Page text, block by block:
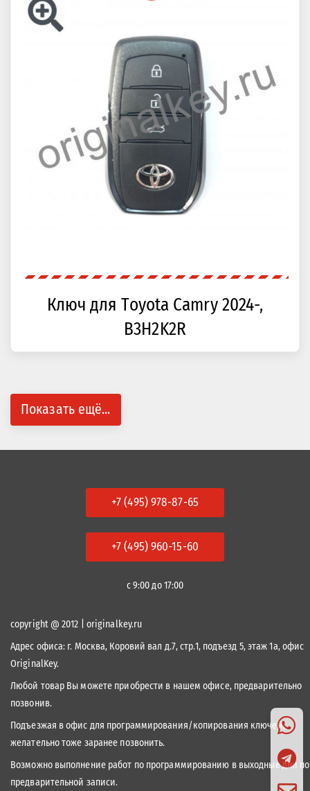
Ключ для Toyota Camry 2024-,
B3H2K2R
Показать ещё...
+7 (495) 978-87-65
+7 (495) 960-15-60
с 9:00 до 17:00
copyright @ 2012 | originalkey.ru
Адрес офиса: г. Москва, Коровий вал д.7, стр.1, подъезд 5, этаж 1а, офис
OriginalKey.
Любой товар Вы можете приобрести в нашем офисе, предварительно
позвонив.
Подъезжая в офис для программирования/копирования ключей,
желательно тоже заранее позвонить.
Возможно выполнение работ по программированию в выходные дни по
предварительной записи.